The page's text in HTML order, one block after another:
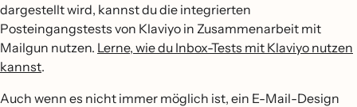
dargestellt wird, kannst du die integrierten
Posteingangstests von Klaviyo in Zusammenarbeit mit
Mailgun nutzen. Lerne, wie du Inbox-Tests mit Klaviyo nutzen
kannst.
Auch wenn es nicht immer möglich ist, ein E-Mail-Design